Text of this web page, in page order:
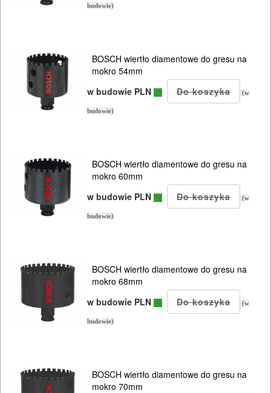
budowie)
BOSCH wiertło diamentowe do gresu na
mokro 54mm
w budowie PLN
(w
budowie)
BOSCH wiertło diamentowe do gresu na
mokro 60mm
w budowie PLN
(w
budowie)
BOSCH wiertło diamentowe do gresu na
mokro 68mm
w budowie PLN
(w
budowie)
BOSCH wiertło diamentowe do gresu na
mokro 70mm